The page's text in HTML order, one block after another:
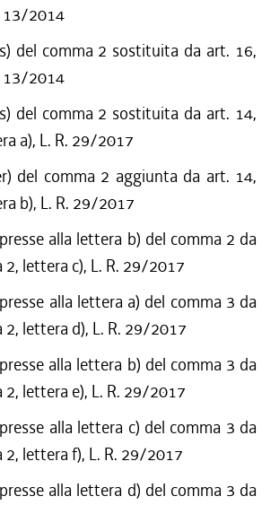
13/2014
del comma 2 sostituita da art. 16,
13/2014
del comma 2 sostituita da art. 14,
a), L. R. 29/2017
del comma 2 aggiunta da art. 14,
b), L. R. 29/2017
alla lettera b) del comma 2 da
2, lettera c), L. R. 29/2017
alla lettera a) del comma 3 da
2, lettera d), L. R. 29/2017
alla lettera b) del comma 3 da
2, lettera e), L. R. 29/2017
alla lettera c) del comma 3 da
2, lettera f), L. R. 29/2017
alla lettera d) del comma 3 da